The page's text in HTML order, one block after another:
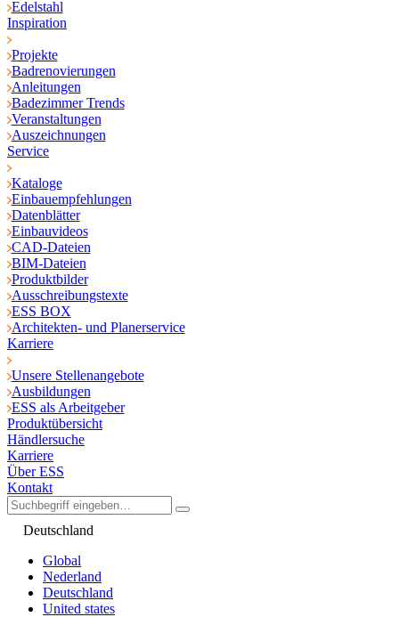
Edelstahl
Inspiration
Projekte
Badrenovierungen
Anleitungen
Badezimmer Trends
Veranstaltungen
Auszeichnungen
Service
Kataloge
Einbauempfehlungen
Datenblätter
Einbauvideos
CAD-Dateien
BIM-Dateien
Produktbilder
Ausschreibungstexte
ESS BOX
Architekten- und Planerservice
Karriere
Unsere Stellenangebote
Ausbildungen
ESS als Arbeitgeber
Produktübersicht
Händlersuche
Karriere
Über ESS
Kontakt
Deutschland
Global
Nederland
Deutschland
United states